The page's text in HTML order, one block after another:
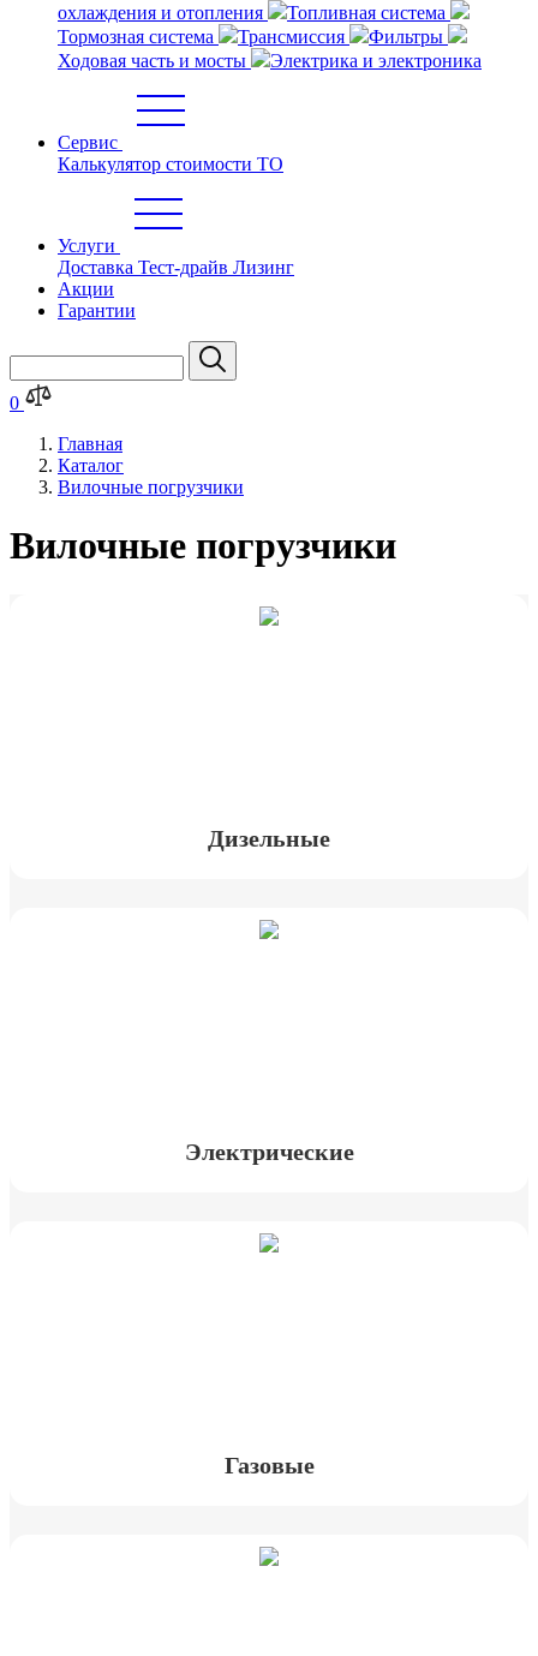
охлаждения и отопления
Топливная система
Тормозная система
Трансмиссия
Фильтры
Ходовая часть и мосты
Электрика и электроника
Сервис
Калькулятор стоимости ТО
Услуги
Доставка Тест-драйв Лизинг
Акции
Гарантии
0
Главная
Каталог
Вилочные погрузчики
Вилочные погрузчики
Дизельные
Электрические
Газовые